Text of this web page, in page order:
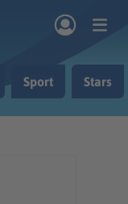
Sport Stars